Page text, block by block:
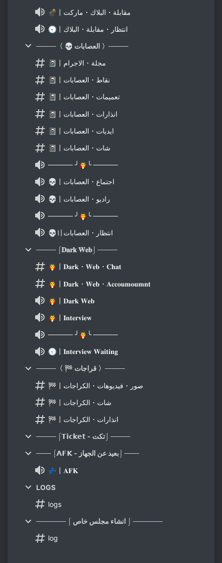
💣〡مقابلة・البلاك・ماركت
🕣〡انتظار・مقابلة・البلاك
────〈 💀 العصابات 〉────
📓〡مجلة・الاجرام
📓〡نقاط・العصابات
📓〡تعميمات・العصابات
📓〡انذارات・العصابات
📓〡ايديات・العصابات
📓〡شات・العصابات
───── ╯🧛╰ ─────
💀〡اجتماع・العصابات
💀〡راديو・العصابات
───── ╯🧛╰ ─────
💀〢انتظار・العصابات
──── ⌠𝐃𝐚𝐫𝐤 𝐖𝐞𝐛⌡ ────
🧛〡𝐃𝐚𝐫𝐤・𝐖𝐞𝐛・𝐂𝐡𝐚𝐭
🧛〡𝐃𝐚𝐫𝐤・𝐖𝐞𝐛・𝐀𝐜𝐜𝐨𝐮𝐦𝐨𝐮𝐦𝐧𝐭
🧛〡𝐃𝐚𝐫𝐤 𝐖𝐞𝐛
🧛〡𝐈𝐧𝐭𝐞𝐫𝐯𝐢𝐞𝐰
───── ╯🧛╰ ─────
🕣〡𝐈𝐧𝐭𝐞𝐫𝐯𝐢𝐞𝐰 𝐖𝐚𝐢𝐭𝐢𝐧𝐠
────〈 🏁 قراجات 〉────
🏁〡صور・فيديوهات・الكراجات
🏁〡شات・الكراجات
🏁〡انذارات・الكراجات
──── ⌠𝗧𝗶𝗰𝗸𝗲𝘁 - تكت⌡ ────
─── ⌠𝗔𝗙𝗞 - بعيد عن الجهاز⌡ ───
💤〡𝐀𝐅𝐊
LOGS
logs
────── ⌠ انشاء مجلس خاص ⌡ ──────
log